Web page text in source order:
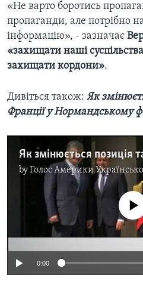
«Не варто боротись
пропаганди, але потрібно
інформацію», - зазначає
«захищати наші
захищати кордони».
Дивіться також: Як
Франції у Нормандському
byГолос Америки
No media source
0:00